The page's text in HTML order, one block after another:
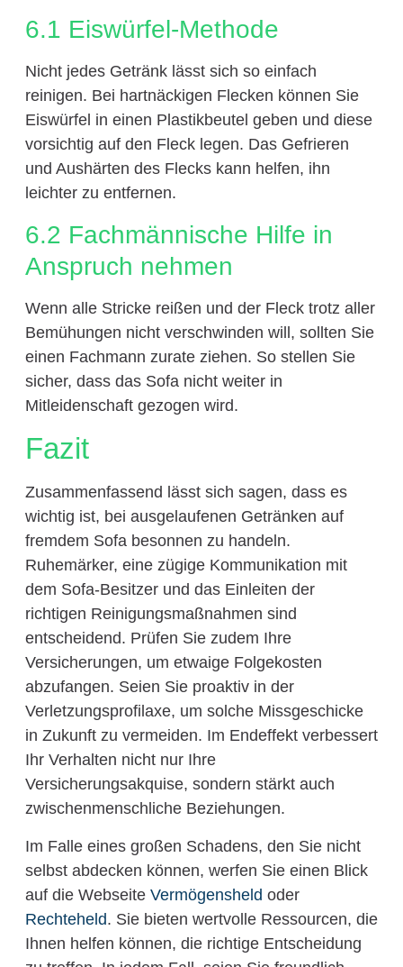
6.1 Eiswürfel-Methode
Nicht jedes Getränk lässt sich so einfach
reinigen. Bei hartnäckigen Flecken können Sie
Eiswürfel in einen Plastikbeutel geben und diese
vorsichtig auf den Fleck legen. Das Gefrieren
und Aushärten des Flecks kann helfen, ihn
leichter zu entfernen.
6.2 Fachmännische Hilfe in
Anspruch nehmen
Wenn alle Stricke reißen und der Fleck trotz aller
Bemühungen nicht verschwinden will, sollten Sie
einen Fachmann zurate ziehen. So stellen Sie
sicher, dass das Sofa nicht weiter in
Mitleidenschaft gezogen wird.
Fazit
Zusammenfassend lässt sich sagen, dass es
wichtig ist, bei ausgelaufenen Getränken auf
fremdem Sofa besonnen zu handeln.
Ruhemärker, eine zügige Kommunikation mit
dem Sofa-Besitzer und das Einleiten der
richtigen Reinigungsmaßnahmen sind
entscheidend. Prüfen Sie zudem Ihre
Versicherungen, um etwaige Folgekosten
abzufangen. Seien Sie proaktiv in der
Verletzungsprofilaxe, um solche Missgeschicke
in Zukunft zu vermeiden. Im Endeffekt verbessert
Ihr Verhalten nicht nur Ihre
Versicherungsakquise, sondern stärkt auch
zwischenmenschliche Beziehungen.
Im Falle eines großen Schadens, den Sie nicht
selbst abdecken können, werfen Sie einen Blick
auf die Webseite Vermögensheld oder
Rechteheld. Sie bieten wertvolle Ressourcen, die
Ihnen helfen können, die richtige Entscheidung